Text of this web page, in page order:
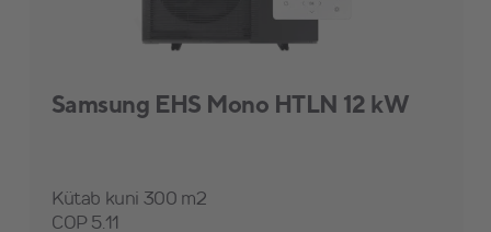
Samsung EHS Mono HTLN 12 kW
Kütab kuni 300 m2
COP 5.11